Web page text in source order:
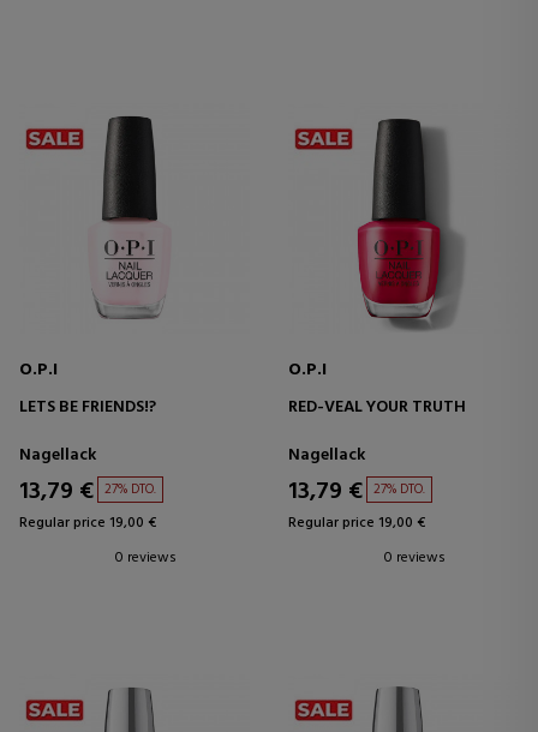
O.P.I
LETS BE FRIENDS!?
Nagellack
13,79 € 27% DTO.
Regular price 19,00 €
0 reviews
O.P.I
RED-VEAL YOUR TRUTH
Nagellack
13,79 € 27% DTO.
Regular price 19,00 €
0 reviews